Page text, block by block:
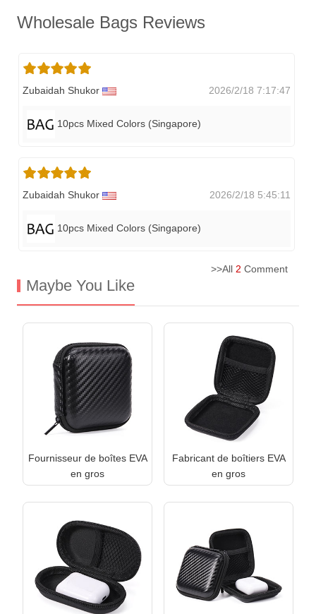
Wholesale Bags Reviews
Zubaidah Shukor 2026/2/18 7:17:47
10pcs Mixed Colors (singapore)
Zubaidah Shukor 2026/2/18 5:45:11
10pcs Mixed Colors (singapore)
>>All 2 Comment
Maybe You Like
Fournisseur de boîtes EVA
en gros
Fabricant de boîtiers EVA
en gros